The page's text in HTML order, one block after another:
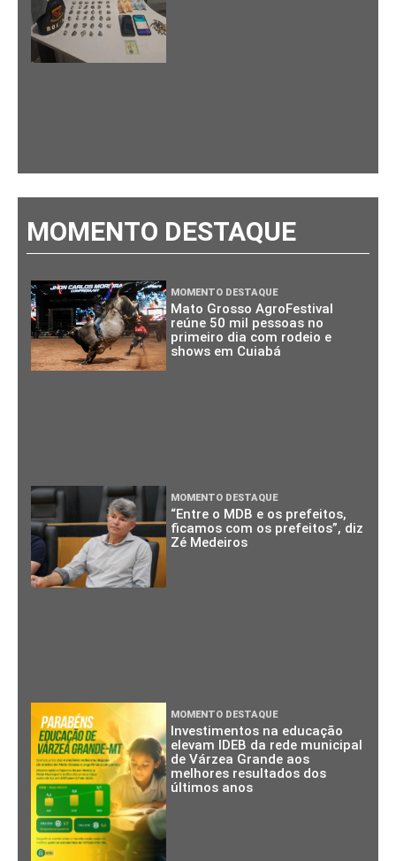
MOMENTO DESTAQUE
MOMENTO DESTAQUE
Mato Grosso AgroFestival
reúne 50 mil pessoas no
primeiro dia com rodeio e
shows em Cuiabá
MOMENTO DESTAQUE
“Entre o MDB e os prefeitos,
ficamos com os prefeitos”, diz
Zé Medeiros
MOMENTO DESTAQUE
Investimentos na educação
elevam IDEB da rede municipal
de Várzea Grande aos
melhores resultados dos
últimos anos